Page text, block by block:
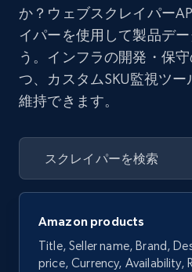
か？ウェブスクレイパー
イパーを使用して製品デ
う。インフラの開発・保
つ、カスタムSKU監視ツ
維持できます。
Amazon products
Title, Seller name, Brand,
price, Currency, Availability,